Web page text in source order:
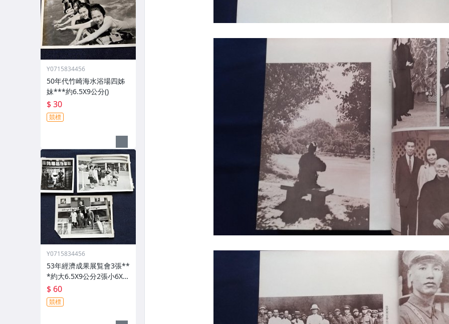
Y0715834456
50年代竹崎海水浴場四姊
妹***約6.5X9公分()
$ 30
競標
Y0715834456
53年經濟成果展覧會3張**
*約大6.5X9公分2張小6X6
公分1張()
$ 60
競標